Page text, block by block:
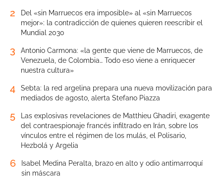
2
Del «sin Marruecos era imposible» al «sin Marruecos
mejor»: la contradicción de quienes quieren reescribir el
Mundial 2030
3
Antonio Carmona: «la gente que viene de Marruecos, de
Venezuela, de Colombia… Todo eso viene a enriquecer
nuestra cultura»
4
Sebta: la red argelina prepara una nueva movilización para
mediados de agosto, alerta Stefano Piazza
5
Las explosivas revelaciones de Matthieu Ghadiri, exagente
del contraespionaje francés infiltrado en Irán, sobre los
vínculos entre el régimen de los mulás, el Polisario,
Hezbolá y Argelia
6
Isabel Medina Peralta, brazo en alto y odio antimarroquí
sin máscara